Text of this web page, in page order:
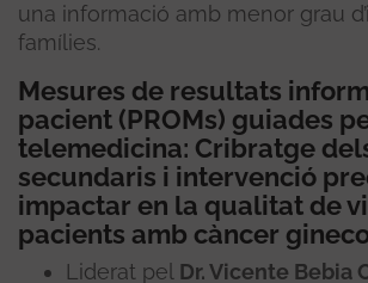
una informació amb menor grau
famílies.
Mesures de resultats
pacient (PROMs) guiades
telemedicina: Cribratge
secundaris i intervenció
impactar en la qualitat de
pacients amb càncer
Liderat pel Dr. Vicente Bebia